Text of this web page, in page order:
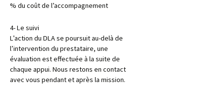
% du coût de l’accompagnement
4- Le suivi
L’action du DLA se poursuit au-delà de
l’intervention du prestataire, une
évaluation est effectuée à la suite de
chaque appui. Nous restons en contact
avec vous pendant et après la mission.